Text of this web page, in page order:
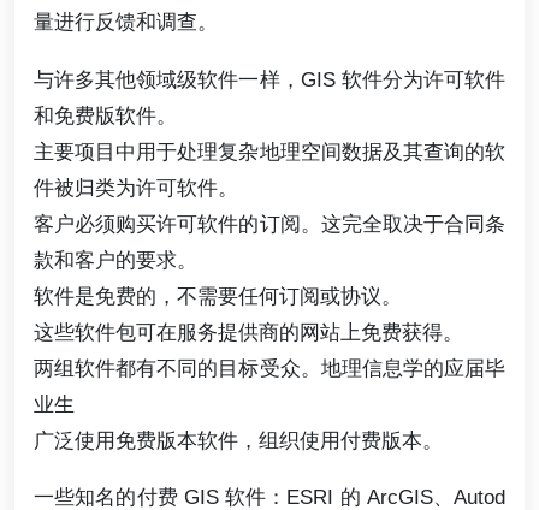
量进行反馈和调查。
与许多其他领域级软件一样，GIS 软件分为许可软件
和免费版软件。
主要项目中用于处理复杂地理空间数据及其查询的软
件被归类为许可软件。
客户必须购买许可软件的订阅。这完全取决于合同条
款和客户的要求。
软件是免费的，不需要任何订阅或协议。
这些软件包可在服务提供商的网站上免费获得。
两组软件都有不同的目标受众。地理信息学的应届毕
业生
广泛使用免费版本软件，组织使用付费版本。
一些知名的付费 GIS 软件：ESRI 的 ArcGIS、Autod